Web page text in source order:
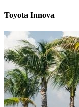
Toyota Innova